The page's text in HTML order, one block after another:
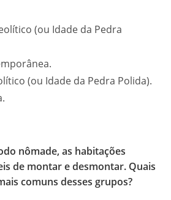
(ou Idade da Pedra
(ou Idade da Pedra Polida).
nômade, as habitações
de montar e desmontar. Quais
comuns desses grupos?